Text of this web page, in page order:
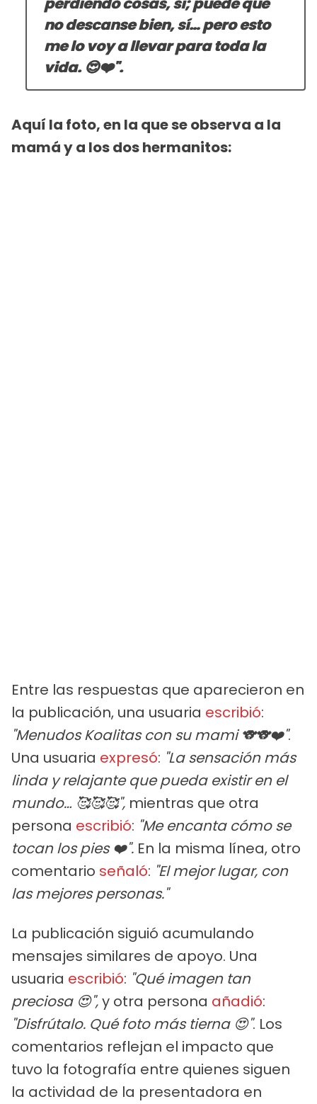
no descanse bien, sí… pero esto
me lo voy a llevar para toda la
vida. 😍❤️".
Aquí la foto, en la que se observa a la
mamá y a los dos hermanitos:
Entre las respuestas que aparecieron en
la publicación, una usuaria escribió:
"Menudos Koalitas con su mami 🐨🐨❤️".
Una usuaria expresó: "La sensación más
linda y relajante que pueda existir en el
mundo… 🥰🥰🥰", mientras que otra
persona escribió: "Me encanta cómo se
tocan los pies ❤️". En la misma línea, otro
comentario señaló: "El mejor lugar, con
las mejores personas."
La publicación siguió acumulando
mensajes similares de apoyo. Una
usuaria escribió: "Qué imagen tan
preciosa 😍",y otra persona añadió:
"Disfrútalo. Qué foto más tierna 😍". Los
comentarios reflejan el impacto que
tuvo la fotografía entre quienes siguen
la actividad de la presentadora en